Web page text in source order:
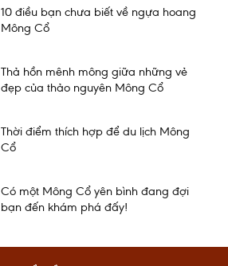
10 điều bạn chưa biết về ngựa hoang
Mông Cổ
Thả hồn mênh mông giữa những vẻ
đẹp của thảo nguyên Mông Cổ
Thời điểm thích hợp để du lịch Mông
Cổ
Có một Mông Cổ yên bình đang đợi
bạn đến khám phá đấy!